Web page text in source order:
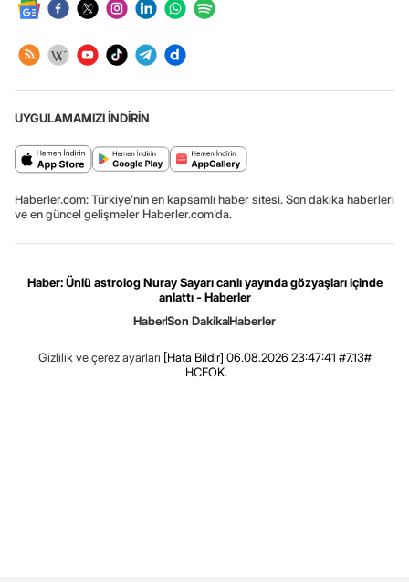
UYGULAMAMIZI İNDİRİN
Haberler.com: Türkiye’nin en kapsamlı haber sitesi. Son dakika haberleri
ve en güncel gelişmeler Haberler.com’da.
Haber: Ünlü astrolog Nuray Sayarı canlı yayında gözyaşları içinde
anlattı - Haberler
HaberSon DakikaHaberler
Gizlilik ve çerez ayarları [Hata Bildir] 06.08.2026 23:47:41 #7.13#
.HCFOK.